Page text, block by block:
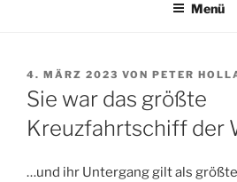
Menü
VERÖFFENTLICHT
AM
4. MÄRZ 2023 VON PETER
Sie war das größte
Kreuzfahrtschiff der
…und ihr Untergang gilt als